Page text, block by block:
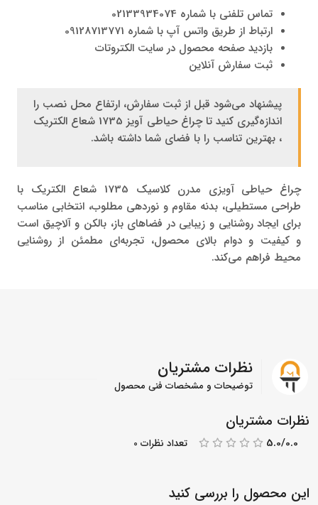
تماس تلفنی با شماره 02133934074
ارتباط از طریق واتس آپ با شماره 09128713771
بازدید صفحه محصول در سایت الکتروتات
ثبت سفارش آنلاین
پیشنهاد می‌شود قبل از ثبت سفارش، ارتفاع محل نصب را
اندازه‌گیری کنید تا چراغ حیاطی آویز 1735 شعاع الکتریک
، بهترین تناسب را با فضای شما داشته باشد.
چراغ حیاطی آویزی مدرن کلاسیک 1735 شعاع الکتریک با
طراحی مستطیلی، بدنه مقاوم و نوردهی مطلوب، انتخابی مناسب
برای ایجاد روشنایی و زیبایی در فضاهای باز، بالکن و آلاچیق است
و کیفیت و دوام بالای محصول، تجربه‌ای مطمئن از روشنایی
محیط فراهم می‌کند.
نظرات مشتریان
توضیحات و مشخصات فنی محصول
نظرات مشتریان
5.0/0.0 تعداد نظرات 0
این محصول را بررسی کنید